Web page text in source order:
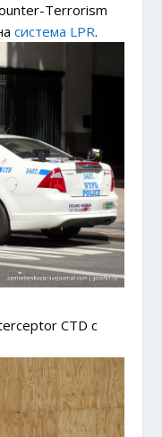
Terrorism
система LPR.
CTD с